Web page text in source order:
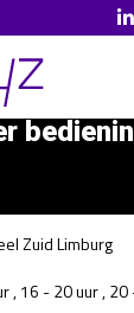
Zuid Limburg
16 - 20 uur 20